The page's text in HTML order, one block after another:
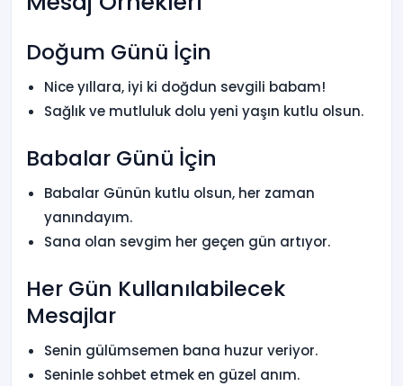
Doğum Günü İçin
Nice yıllara, iyi ki doğdun sevgili babam!
Sağlık ve mutluluk dolu yeni yaşın kutlu olsun.
Babalar Günü İçin
Babalar Günün kutlu olsun, her zaman
yanındayım.
Sana olan sevgim her geçen gün artıyor.
Her Gün Kullanılabilecek
Mesajlar
Senin gülümsemen bana huzur veriyor.
Seninle sohbet etmek en güzel anım.